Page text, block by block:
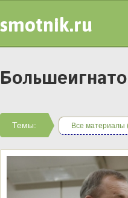
smotnik.ru
Темы: Все материалы